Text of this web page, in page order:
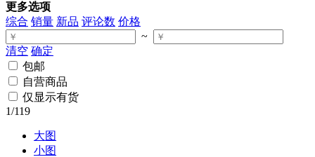
更多选项
综合 销量 新品 评论数 价格
~
清空 确定
包邮
自营商品
仅显示有货
1/119
大图
小图